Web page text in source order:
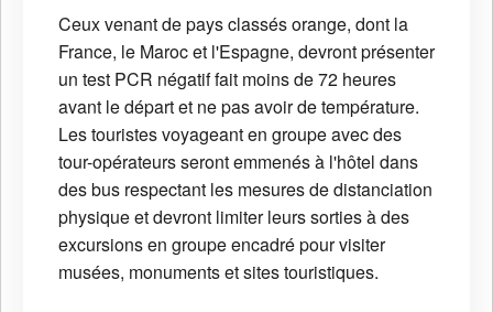
Ceux venant de pays classés orange, dont la
France, le Maroc et l'Espagne, devront présenter
un test PCR négatif fait moins de 72 heures
avant le départ et ne pas avoir de température.
Les touristes voyageant en groupe avec des
tour-opérateurs seront emmenés à l'hôtel dans
des bus respectant les mesures de distanciation
physique et devront limiter leurs sorties à des
excursions en groupe encadré pour visiter
musées, monuments et sites touristiques.